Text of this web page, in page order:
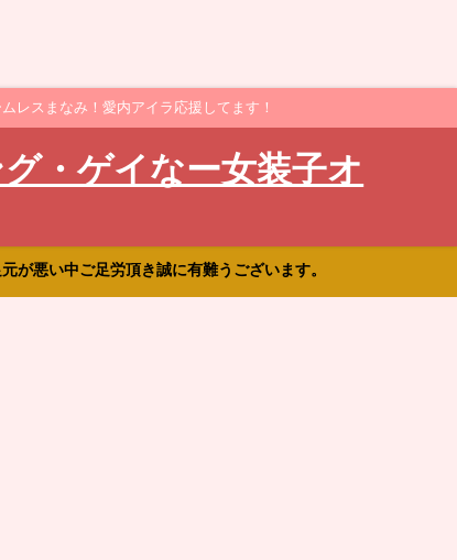
レスまなみ！愛内アイラ応援してます！
・ゲイなー女装子オ
が悪い中ご足労頂き誠に有難うございます。